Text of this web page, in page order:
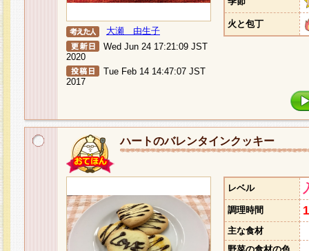
大瀬 由生子
Wed Jun 24 17:21:09 JST
2020
Tue Feb 14 14:47:07 JST
2017
火と包丁
ハートのバレンタインクッキー
レベル
調理時間
主な食材